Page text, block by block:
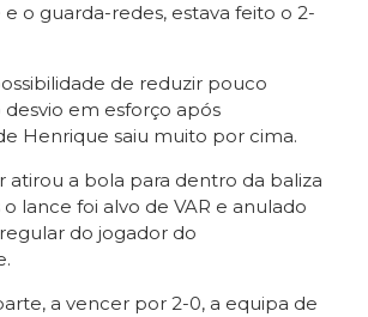
o guarda-redes, estava feito o 2-
de reduzir pouco
desvio em esforço após
Henrique saiu muito por cima.
atirou a bola para dentro da baliza
lance foi alvo de VAR e anulado
do jogador do
a vencer por 2-0, a equipa de